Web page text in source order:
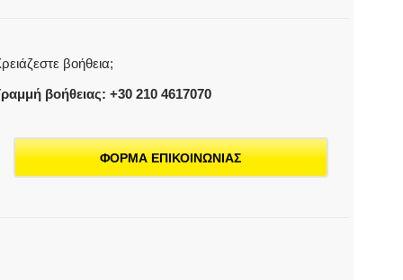
βοήθεια;
βοήθειας: +30 210 4617070
ΦΟΡΜΑ ΕΠΙΚΟΙΝΩΝΙΑΣ